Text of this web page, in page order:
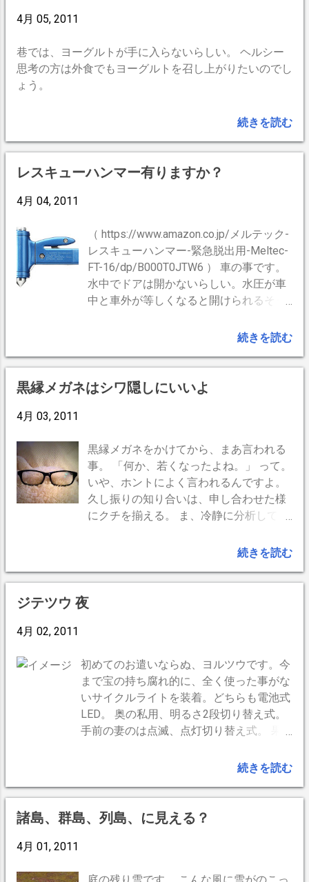
4月 05, 2011
巷では、ヨーグルトが手に入らないらしい。 ヘルシー
思考の方は外食でもヨーグルトを召し上がりたいのでし
ょう。
続きを読む
レスキューハンマー有りますか？
4月 04, 2011
（ https://www.amazon.co.jp/メルテック-
レスキューハンマー-緊急脱出用-Meltec-
FT-16/dp/B000T0JTW6 ） 車の事です。
水中でドアは開かないらしい。水圧が車
中と車外が等しくなると開けられるそう
ってるので、それまで待つ程の勇気はな
て開かない確率高いようです。ガラスを
割るにも、殴る蹴るでは中々割れないら
しまうとこれまた外れないらしい。シー
トベルトカッターで切るのが手っ取り早
い。 この両方をひとつに合体させたのが
レスキューハンマー。優れものですが、
問題は置き場所。車がひっくり返った
「最も手が届きやすい所」 って意外に無
付近説が多いが、フロアマットに付けて
おくと逆さになった時手元に垂れてくる
続きを読む
黒縁メガネはシワ隠しにいいよ
4月 03, 2011
黒縁メガネをかけてから、まあ言われる
事。 「何か、若くなったよね。」 って。
いや、ホントによく言われるんですよ。
久し振りの知り合いは、申し合わせた様
にクチを揃える。 ま、冷静に分析してみ
すよ。目尻の垂れ、シワが隠れるんです
し。次はもっと太いのにしようと思う。
これからどんどん年とって、垂れ、シワ
黒で…って、それはサングラスだな。 --
BlogPress,iPhone --
続きを読む
ジテツウ 夜
4月 02, 2011
初めてのお遣いならぬ、ヨルツウです。今
まで宝の持ち腐れ的に、全く使った事がな
いサイクルライトを装着。どちらも電池式
LED。 奥の私用、明るさ2段切り替え式。
手前の妻のは点滅、点灯切り替え式。 果
恐るスタート。車のライトのおかげて地面
くなるも急に真っ暗になった様な気がしま
すが、寧ろライトは 威力を発揮します
続きを読む
諸島、群島、列島、に見える？
4月 01, 2011